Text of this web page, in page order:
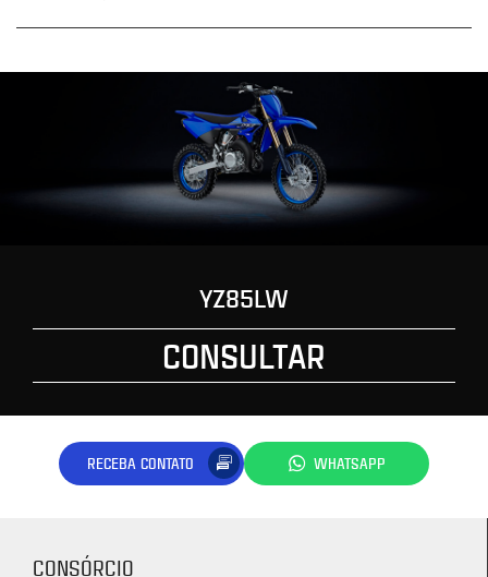
YZ85LW
CONSULTAR
RECEBA CONTATO WHATSAPP
CONSÓRCIO